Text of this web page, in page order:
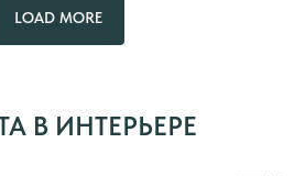
LOAD MORE
В ИНТЕРЬЕРЕ